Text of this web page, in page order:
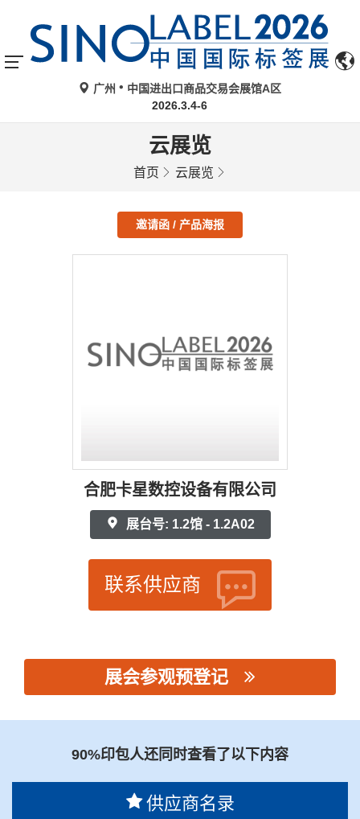
广州
中国进出口商品交易会展馆A区
2026.3.4-6
云展览
首页 云展览
邀请函 / 产品海报
合肥卡星数控设备有限公司
展台号: 1.2馆 - 1.2A02
联系供应商
展会参观预登记
90%印包人还同时查看了以下内容
供应商名录